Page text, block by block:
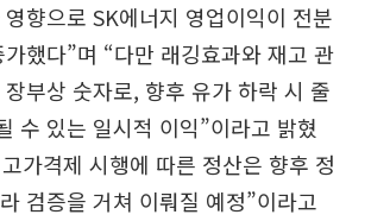
향으로 SK에너지 영업이익이 전분
했다”며 “다만 래깅효과와 재고 관
부상 숫자로, 향후 유가 하락 시 줄
수 있는 일시적 이익”이라고 밝혔
가격제 시행에 따른 정산은 향후 정
검증을 거쳐 이뤄질 예정”이라고